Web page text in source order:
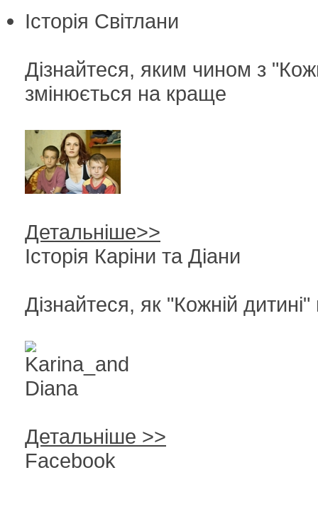
Історія Світлани
Дізнайтеся, яким чином з
змінюється на краще
Детальніше>>
Історія Каріни та Діани
Дізнайтеся, як "Кожній
Детальніше >>
Facebook